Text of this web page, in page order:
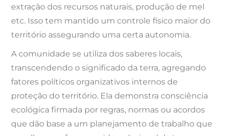
extração dos recursos naturais, produção de mel
etc. Isso tem mantido um controle físico maior do
território assegurando uma certa autonomia.
A comunidade se utiliza dos saberes locais,
transcendendo o significado da terra, agregando
fatores políticos organizativos internos de
proteção do território. Ela demonstra consciência
ecológica firmada por regras, normas ou acordos
que dão base a um planejamento de trabalho que